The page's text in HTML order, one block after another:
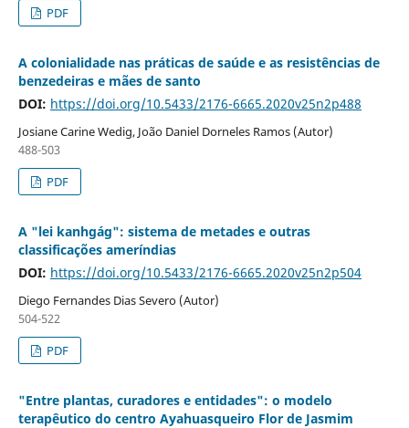
PDF
A colonialidade nas práticas de saúde e as resistências de
benzedeiras e mães de santo
DOI: https://doi.org/10.5433/2176-6665.2020v25n2p488
Josiane Carine Wedig, João Daniel Dorneles Ramos (Autor)
488-503
PDF
A "lei kanhgág": sistema de metades e outras
classificações ameríndias
DOI: https://doi.org/10.5433/2176-6665.2020v25n2p504
Diego Fernandes Dias Severo (Autor)
504-522
PDF
"Entre plantas, curadores e entidades": o modelo
terapêutico do centro Ayahuasqueiro Flor de Jasmim